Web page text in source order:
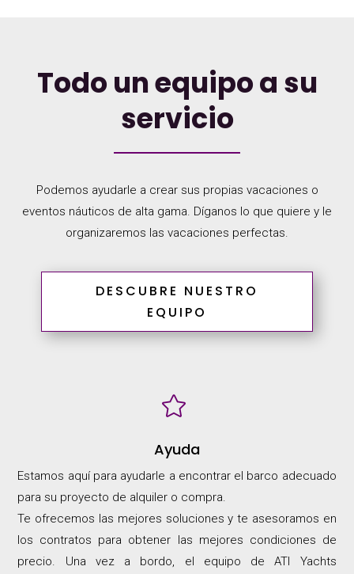
Todo un equipo a su
servicio
Podemos ayudarle a crear sus propias vacaciones o
eventos náuticos de alta gama. Díganos lo que quiere y le
organizaremos las vacaciones perfectas.
DESCUBRE NUESTRO
EQUIPO

Ayuda
Estamos aquí para ayudarle a encontrar el barco adecuado
para su proyecto de alquiler o compra.
Te ofrecemos las mejores soluciones y te asesoramos en
los contratos para obtener las mejores condiciones de
precio. Una vez a bordo, el equipo de ATI Yachts